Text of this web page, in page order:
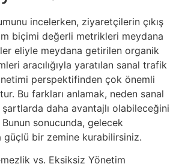
incelerken, ziyaretçilerin çıkış
biçimi değerli metrikleri meydana
eliyle meydana getirilen organik
aracılığıyla yaratılan sanal trafik
perspektifinden çok önemli
Bu farkları anlamak, neden sanal
daha avantajlı olabileceğini
sonucunda, gelecek
güçlü bir zemine kurabilirsiniz.
vs. Eksiksiz Yönetim